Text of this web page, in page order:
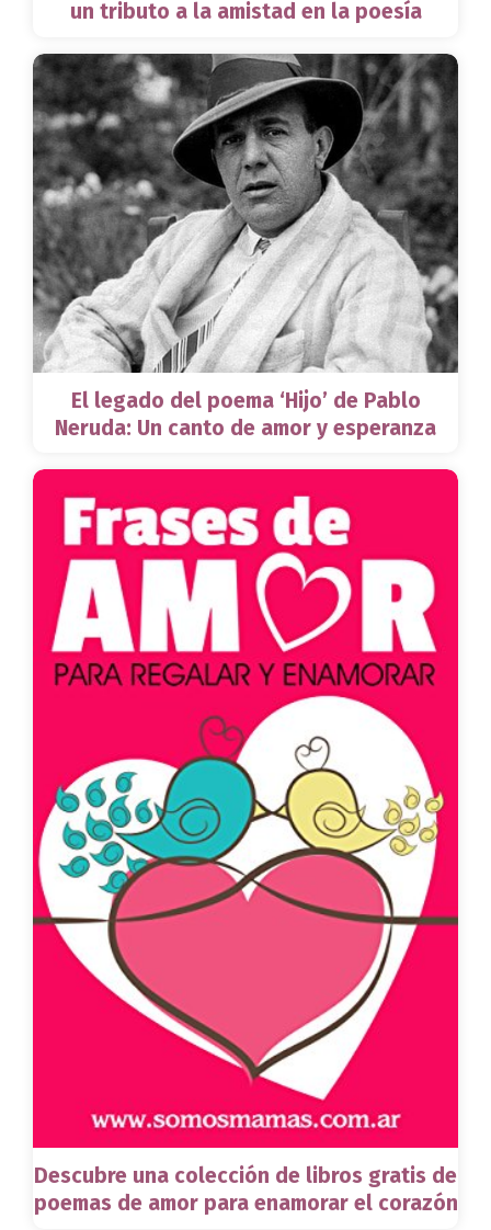
un tributo a la amistad en la poesía
El legado del poema ‘Hijo’ de Pablo
Neruda: Un canto de amor y esperanza
Descubre una colección de libros gratis de
poemas de amor para enamorar el corazón